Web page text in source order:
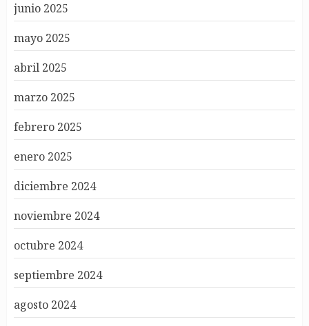
junio 2025
mayo 2025
abril 2025
marzo 2025
febrero 2025
enero 2025
diciembre 2024
noviembre 2024
octubre 2024
septiembre 2024
agosto 2024